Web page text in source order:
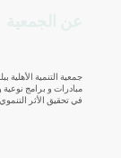
جمعية التنمية
مبادرات و برامج
في تحقيق الأثر